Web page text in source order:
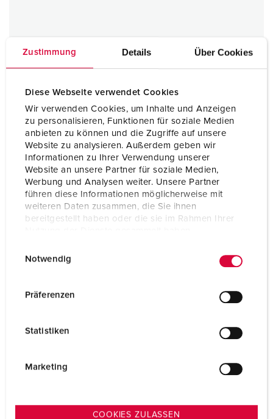
Zustimmung Details Über Cookies
Diese Webseite verwendet Cookies
Wir verwenden Cookies, um Inhalte und Anzeigen
zu personalisieren, Funktionen für soziale Medien
anbieten zu können und die Zugriffe auf unsere
Website zu analysieren. Außerdem geben wir
Informationen zu Ihrer Verwendung unserer
Website an unsere Partner für soziale Medien,
Werbung und Analysen weiter. Unsere Partner
führen diese Informationen möglicherweise mit
weiteren Daten zusammen, die Sie ihnen
bereitgestellt haben oder die sie im Rahmen Ihrer
Notwendig
Präferenzen
Statistiken
Marketing
COOKIES ZULASSEN
Inbouwcontactdoos
32 A
IP67
1 ARTIKELEN